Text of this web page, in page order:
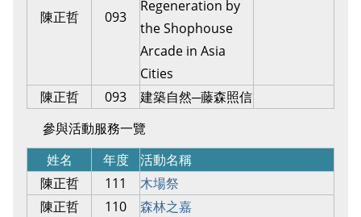
陳正哲 093
Regeneration by
the Shophouse
Arcade in Asia
Cities
陳正哲
093
建築自然─藤森照信
參與活動服務一覽
姓名
年度
活動名稱
陳正哲
111
木場祭
陳正哲
110
森林之嘉